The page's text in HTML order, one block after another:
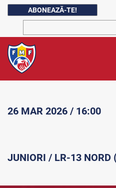
ABONEAZĂ-TE!
26 MAR 2026 / 16:00
JUNIORI / LR-13 NORD